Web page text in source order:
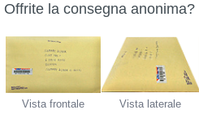
Offrite la consegna anonima?
Vista frontale Vista laterale